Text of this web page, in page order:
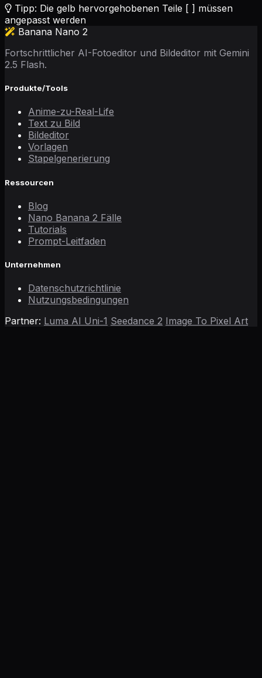
Tipp: Die gelb hervorgehobenen Teile [ ] müssen
angepasst werden
Banana Nano 2
Fortschrittlicher AI-Fotoeditor und Bildeditor mit Gemini
2.5 Flash.
Produkte/Tools
Anime-zu-Real-Life
Text zu Bild
Bildeditor
Vorlagen
Stapelgenerierung
Ressourcen
Blog
Nano Banana 2 Fälle
Tutorials
Prompt-Leitfaden
Unternehmen
Datenschutzrichtlinie
Nutzungsbedingungen
Partner: Luma AI Uni-1 Seedance 2 Image To Pixel Art